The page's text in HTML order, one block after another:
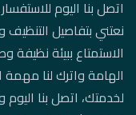
اتصل بنا اليوم
نعتني بتفاصيل
الاستمتاع ببيئة نظيفة
الهامة واترك لنا مهمة
لخدمتك، اتصل بنا